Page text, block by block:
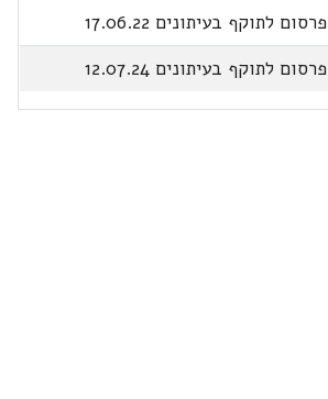
פרסום לתוקף בעיתונים 17.06.22
פרסום לתוקף בעיתונים 12.07.24